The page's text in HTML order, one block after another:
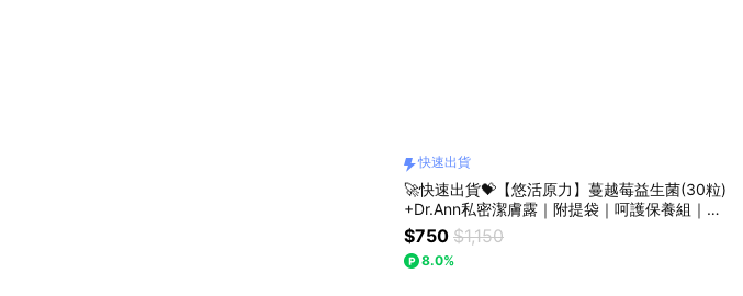
快速出貨
🚀快速出貨💝【悠活原力】蔓越莓益生菌(30粒)
+Dr.Ann私密潔膚露｜附提袋｜呵護保養組｜送
禮首選
$750 $1,150
8.0%